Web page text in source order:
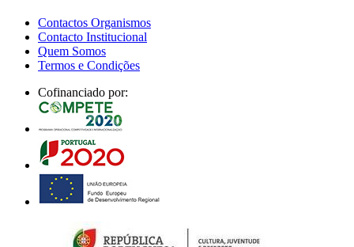
Contactos Organismos
Contacto Institucional
Quem Somos
Termos e Condições
Cofinanciado por: